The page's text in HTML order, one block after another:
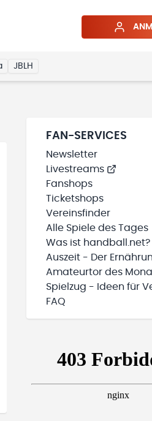
JBLH
WIRD GELADEN
HINZUFÜGEN
FAN-SERVICES
Newsletter
Livestreams
Fanshops
Ticketshops
Vereinsfinder
Alle Spiele des Tages
Was ist handball.net?
Auszeit - Der
Amateurtor des
Spielzug - Ideen für
FAQ